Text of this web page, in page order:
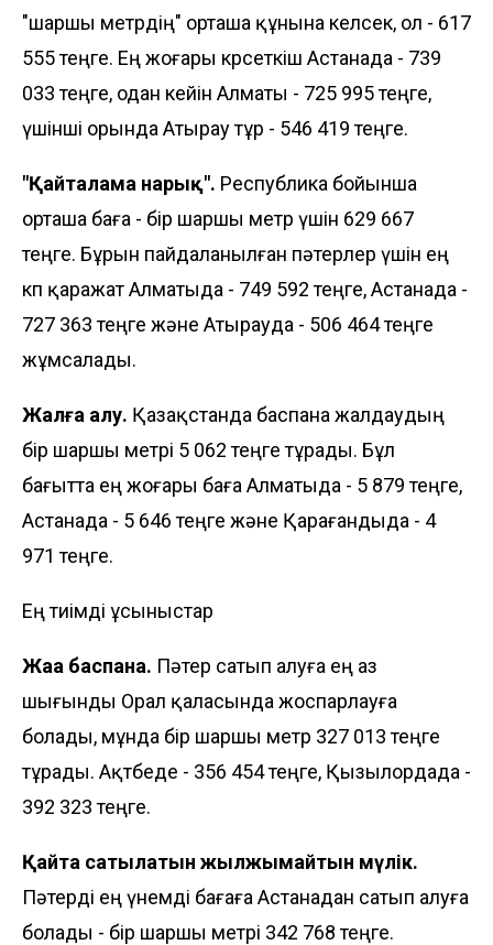
"шаршы метрдің" орташа құнына келсек, ол - 617
555 теңге. Ең жоғары көрсеткіш Астанада - 739
033 теңге, одан кейін Алматы - 725 995 теңге,
үшінші орында Атырау тұр - 546 419 теңге.
"Қайталама нарық". Республика бойынша
орташа баға - бір шаршы метр үшін 629 667
теңге. Бұрын пайдаланылған пәтерлер үшін ең
көп қаражат Алматыда - 749 592 теңге, Астанада -
727 363 теңге және Атырауда - 506 464 теңге
жұмсалады.
Жалға алу. Қазақстанда баспана жалдаудың
бір шаршы метрі 5 062 теңге тұрады. Бұл
бағытта ең жоғары баға Алматыда - 5 879 теңге,
Астанада - 5 646 теңге және Қарағандыда - 4
971 теңге.
Ең тиімді ұсыныстар
Жаңа баспана. Пәтер сатып алуға ең аз
шығынды Орал қаласында жоспарлауға
болады, мұнда бір шаршы метр 327 013 теңге
тұрады. Ақтөбеде - 356 454 теңге, Қызылордада -
392 323 теңге.
Қайта сатылатын жылжымайтын мүлік.
Пәтерді ең үнемді бағаға Астанадан сатып алуға
болады - бір шаршы метрі 342 768 теңге.